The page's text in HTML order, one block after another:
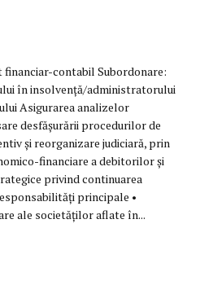
contabil Subordonare:
în insolvență/administratorului
Asigurarea analizelor
desfășurării procedurilor de
și reorganizare judiciară, prin
financiare a debitorilor și
privind continuarea
principale •
ale societăților aflate în...